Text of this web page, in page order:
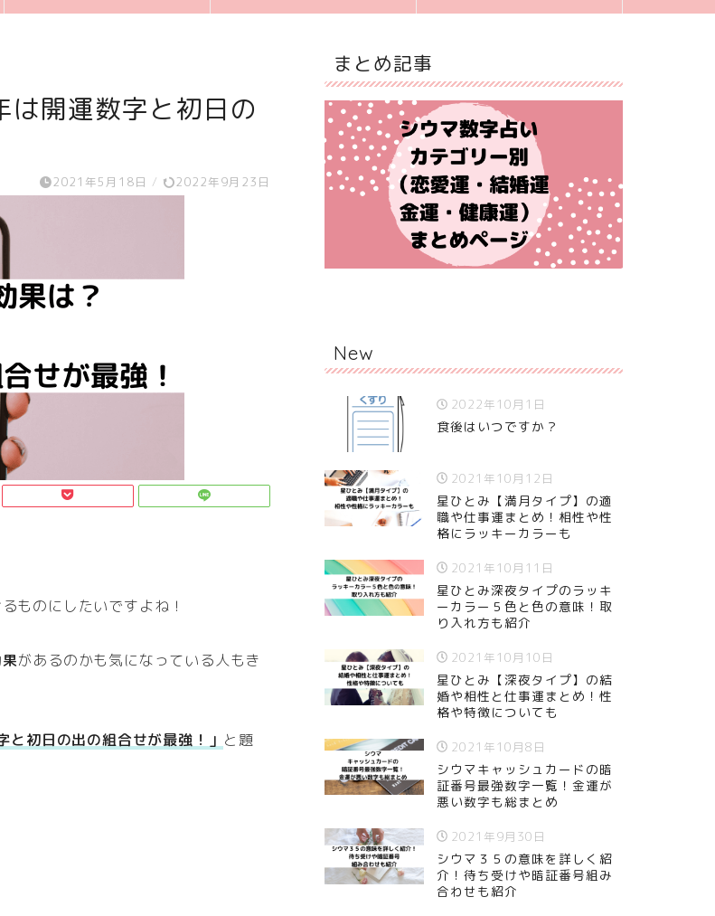
開運数字と初日の
2021年5月18日 / 2022年9月23日
ものにしたいですよね！
があるのかも気になっている人もき
初日の出の組合せが最強！」 と題
まとめ記事
New
2022年10月1日
食後はいつですか？
2021年10月12日
星ひとみ【満月タイプ】の適
職や仕事運まとめ！相性や性
格にラッキーカラーも
2021年10月11日
星ひとみ深夜タイプのラッキ
ーカラー５色と色の意味！取
り入れ方も紹介
2021年10月10日
星ひとみ【深夜タイプ】の結
婚や相性と仕事運まとめ！性
格や特徴についても
2021年10月8日
シウマキャッシュカードの暗
証番号最強数字一覧！金運が
悪い数字も総まとめ
2021年9月30日
シウマ３５の意味を詳しく紹
介！待ち受けや暗証番号組み
合わせも紹介